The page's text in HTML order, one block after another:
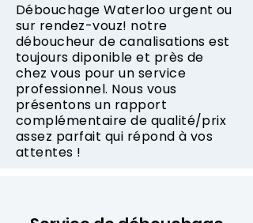
Débouchage Waterloo urgent ou
sur rendez-vouz! notre
déboucheur de canalisations est
toujours diponible et près de
chez vous pour un service
professionnel. Nous vous
présentons un rapport
complémentaire de qualité/prix
assez parfait qui répond à vos
attentes !